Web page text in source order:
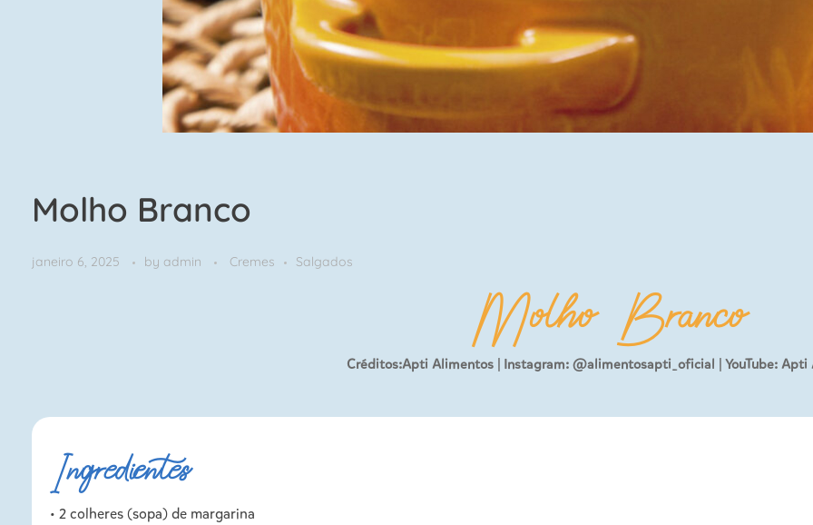
Molho Branco
janeiro 6, 2025 by admin Cremes Salgados
Molho Branco
Créditos:Apti Alimentos | Instagram: @alimentosapti_oficial | YouTube: Apti
Ingredientes
• 2 colheres (sopa) de margarina